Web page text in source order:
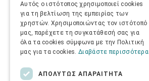
Αυτός ο ιστότοπος χρησιμοποιεί cookies
για τη βελτίωση της εμπειρίας των
χρηστών. Χρησιμοποιώντας τον ιστότοπό
μας, παρέχετε τη συγκατάθεσή σας για
όλα τα cookies σύμφωνα με την Πολιτική
μας για τα cookies. Διαβάστε περισσότερα
ΑΠΟΛΎΤΩΣ ΑΠΑΡΑΊΤΗΤΑ